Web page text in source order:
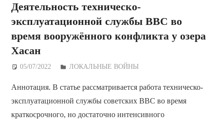
Деятельность техническо-
эксплуатационной службы ВВС во
время вооружённого конфликта у озера
Хасан
05/07/2022 Дежурный по Редакции
ЛОКАЛЬНЫЕ ВОЙНЫ
Аннотация. В статье рассматривается работа техническо-
эксплуатационной службы советских ВВС во время
краткосрочного, но достаточно интенсивного